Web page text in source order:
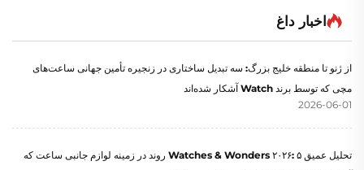
اخبار داغ
از ژنو تا منطقه خلیج بزرگ: سه تبدیل ساختاری در زنجیره تأمین جهانی ساعت‌های
مچی که توسط برند Watch آشکار شده‌اند
2026-06-01
تحلیل عمیق Watches & Wonders ۲۰۲۶: ۵ روند در زمینه لوازم جانبی ساعت که